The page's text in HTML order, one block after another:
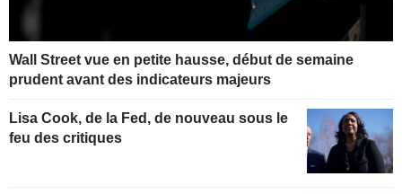
Wall Street vue en petite hausse, début de semaine
prudent avant des indicateurs majeurs
Lisa Cook, de la Fed, de nouveau sous le
feu des critiques